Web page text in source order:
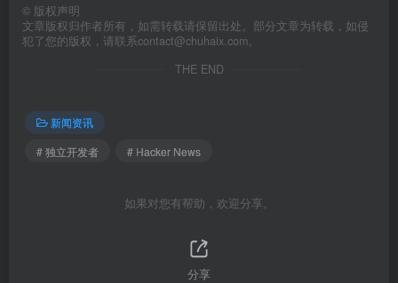
© 版权声明
文章版权归作者所有，如需转载请保留出处。部分文章为转载，如侵
犯了您的版权，请联系contact@chuhaix.com。
THE END
新闻资讯
# 独立开发者
# Hacker News
如果对您有帮助，欢迎分享。
分享